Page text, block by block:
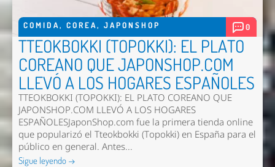
COMIDA, COREA, JAPONSHOP 0
TTEOKBOKKI (TOPOKKI): EL PLATO
COREANO QUE JAPONSHOP.COM
LLEVÓ A LOS HOGARES ESPAÑOLES
TTEOKBOKKI (TOPOKKI): EL PLATO COREANO QUE
JAPONSHOP.COM LLEVÓ A LOS HOGARES
ESPAÑOLESJaponShop.com fue la primera tienda online
que popularizó el Tteokbokki (Topokki) en España para el
público en general. Antes...
Sigue leyendo →